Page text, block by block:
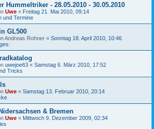
Hummeltriker - 28.05.2010 - 30.05.2010
Uwe « Freitag 21. Mai 2010, 09:14
und Termine
GL500
Andreas Rohner « Sonntag 18. April 2010, 10:46
uwejoe63 « Samstag 6. März 2010, 17:52
Tricks
Uwe « Samstag 13. Februar 2010, 20:14
& Bremen
Uwe « Mittwoch 9. Dezember 2009, 02:34